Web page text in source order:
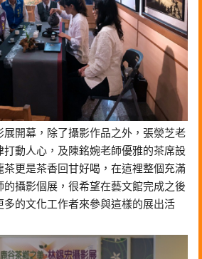
展開幕，除了攝影作品之外，張滎芝老
打動人心，及陳銘婉老師優雅的茶席設
茶更是茶香回甘好喝，在這裡整個充滿
的攝影個展，很希望在藝文館完成之後
多的文化工作者來參與這樣的展出活